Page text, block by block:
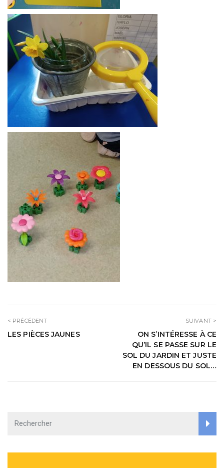
< PRÉCÉDENT
LES PIÈCES JAUNES
SUIVANT >
ON S’INTÉRESSE À CE
QU’IL SE PASSE SUR LE
SOL DU JARDIN ET JUSTE
EN DESSOUS DU SOL…